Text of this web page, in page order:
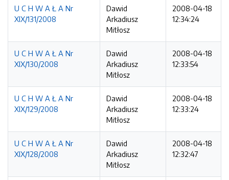
U C H W A Ł A Nr
XIX/131/2008
Dawid
Arkadiusz
Mitłosz
2008-04-18
12:34:24
U C H W A Ł A Nr
XIX/130/2008
Dawid
Arkadiusz
Mitłosz
2008-04-18
12:33:54
U C H W A Ł A Nr
XIX/129/2008
Dawid
Arkadiusz
Mitłosz
2008-04-18
12:33:24
U C H W A Ł A Nr
XIX/128/2008
Dawid
Arkadiusz
Mitłosz
2008-04-18
12:32:47